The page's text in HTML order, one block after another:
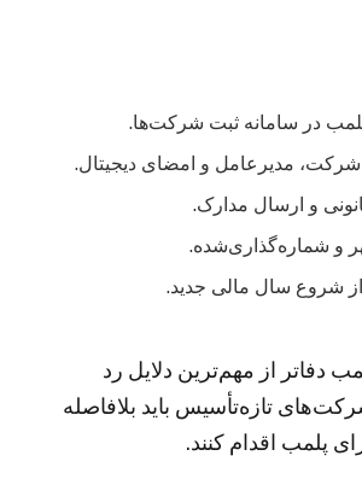
در سامانه ثبت شرکت‌ها.
مدیرعامل و امضای دیجیتال.
و ارسال مدارک.
و شماره‌گذاری‌شده.
از شروع سال مالی جدید.
دفاتر از مهم‌ترین دلایل رد
تازه‌تأسیس باید بلافاصله
پلمب اقدام کنند.